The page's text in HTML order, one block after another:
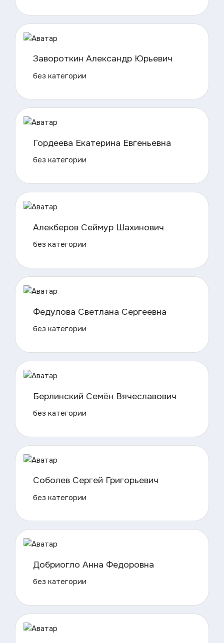
Завороткин Александр Юрьевич
без категории
Гордеева Екатерина Евгеньевна
без категории
Алекберов Сеймур Шахинович
без категории
Федулова Светлана Сергеевна
без категории
Берлинский Семён Вячеславович
без категории
Соболев Сергей Григорьевич
без категории
Добриогло Анна Федоровна
без категории